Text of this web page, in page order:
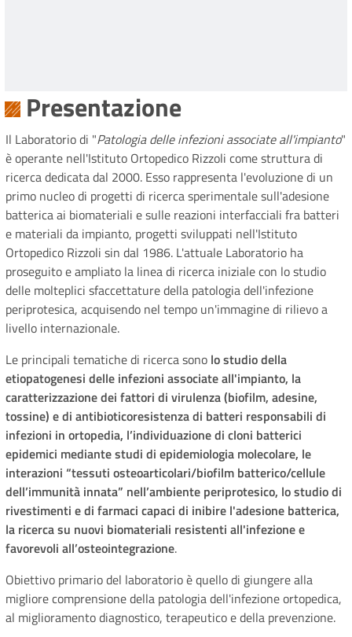
Presentazione
Il Laboratorio di "Patologia delle infezioni associate all'impianto"
è operante nell'Istituto Ortopedico Rizzoli come struttura di
ricerca dedicata dal 2000. Esso rappresenta l'evoluzione di un
primo nucleo di progetti di ricerca sperimentale sull'adesione
batterica ai biomateriali e sulle reazioni interfacciali fra batteri
e materiali da impianto, progetti sviluppati nell'Istituto
Ortopedico Rizzoli sin dal 1986. L'attuale Laboratorio ha
proseguito e ampliato la linea di ricerca iniziale con lo studio
delle molteplici sfaccettature della patologia dell'infezione
periprotesica, acquisendo nel tempo un'immagine di rilievo a
livello internazionale.
Le principali tematiche di ricerca sono lo studio della
etiopatogenesi delle infezioni associate all'impianto, la
caratterizzazione dei fattori di virulenza (biofilm, adesine,
tossine) e di antibioticoresistenza di batteri responsabili di
infezioni in ortopedia, l’individuazione di cloni batterici
epidemici mediante studi di epidemiologia molecolare, le
interazioni “tessuti osteoarticolari/biofilm batterico/cellule
dell’immunità innata” nell’ambiente periprotesico, lo studio di
rivestimenti e di farmaci capaci di inibire l'adesione batterica,
la ricerca su nuovi biomateriali resistenti all'infezione e
favorevoli all’osteointegrazione.
Obiettivo primario del laboratorio è quello di giungere alla
migliore comprensione della patologia dell'infezione ortopedica,
al miglioramento diagnostico, terapeutico e della prevenzione.